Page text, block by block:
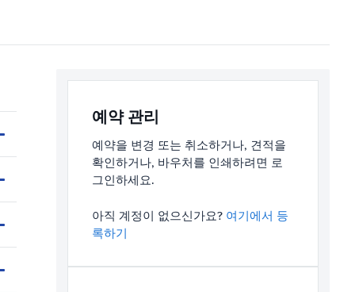
예약 관리
예약을 변경 또는 취소하거나, 견적을
확인하거나, 바우처를 인쇄하려면 로
그인하세요.
아직 계정이 없으신가요? 여기에서 등
록하기